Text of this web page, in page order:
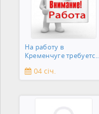
На работу в
Кременчуге требуется
04 січ.